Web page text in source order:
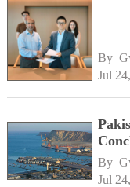
By
Jul
By
Jul